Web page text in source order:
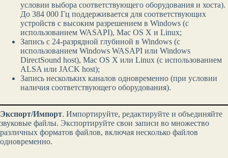
условии выбора соответствующего оборудования и хоста).
До 384 000 Гц поддерживается для соответствующих
устройств с высоким разрешением в Windows (с
использованием WASAPI), Mac OS X и Linux;
Запись с 24-разрядной глубиной в Windows (с
использованием Windows WASAPI или Windows
DirectSound host), Mac OS X или Linux (с использованием
ALSA или JACK host);
Запись нескольких каналов одновременно (при условии
наличия соответствующего оборудования).
Экспорт/Импорт. Импортируйте, редактируйте и объединяйте
звуковые файлы. Экспортируйте свои записи во множество
различных форматов файлов, включая несколько файлов
одновременно.